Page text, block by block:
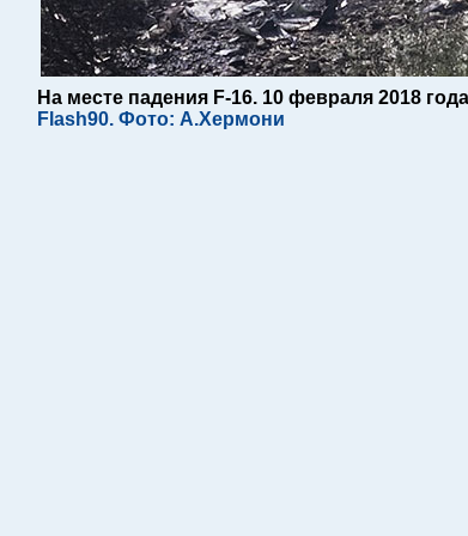
На месте падения F-16. 10 февраля 2018 года
Flash90. Фото: А.Хермони